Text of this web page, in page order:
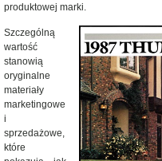
produktowej marki.
Szczególną
wartość
stanowią
oryginalne
materiały
marketingowe
i
sprzedażowe,
które